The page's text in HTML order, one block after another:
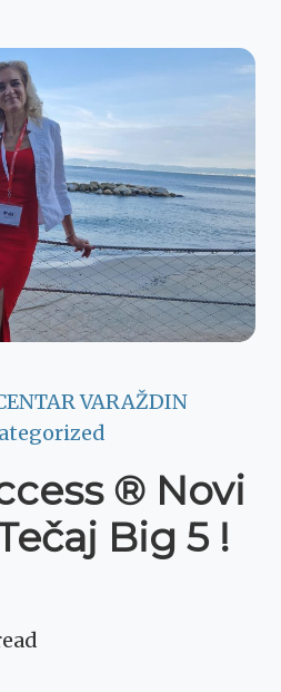
VARAŽDIN
® Novi
Big 5 !